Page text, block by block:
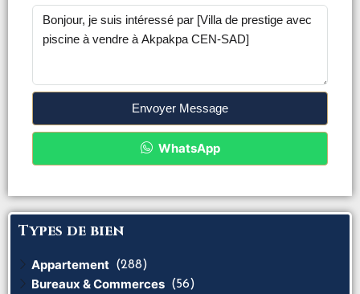
Envoyer Message
WhatsApp
Types de bien
Appartement (288)
Bureaux & Commerces (56)